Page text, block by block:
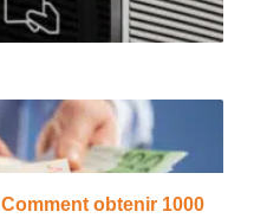
Comment obtenir 1000